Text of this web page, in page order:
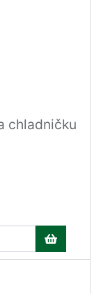
chladničku